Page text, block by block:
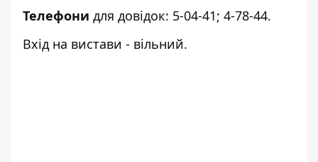
Телефони для довідок: 5-04-41; 4-78-44.
Вхід на вистави - вільний.